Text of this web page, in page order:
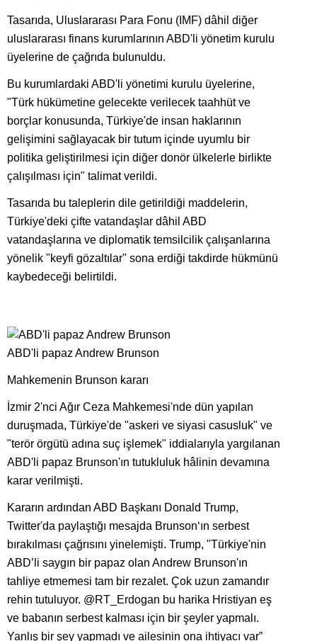
Tasarıda, Uluslararası Para Fonu (IMF) dâhil diğer
uluslararası finans kurumlarının ABD'li yönetim kurulu
üyelerine de çağrıda bulunuldu.
Bu kurumlardaki ABD'li yönetimi kurulu üyelerine,
"Türk hükümetine gelecekte verilecek taahhüt ve
borçlar konusunda, Türkiye'de insan haklarının
gelişimini sağlayacak bir tutum içinde uyumlu bir
politika geliştirilmesi için diğer donör ülkelerle birlikte
çalışılması için" talimat verildi.
Tasarıda bu taleplerin dile getirildiği maddelerin,
Türkiye'deki çifte vatandaşlar dâhil ABD
vatandaşlarına ve diplomatik temsilcilik çalışanlarına
yönelik "keyfi gözaltılar" sona erdiği takdirde hükmünü
kaybedeceği belirtildi.
ABD'li papaz Andrew Brunson
Mahkemenin Brunson kararı
İzmir 2'nci Ağır Ceza Mahkemesi'nde dün yapılan
duruşmada, Türkiye'de "askeri ve siyasi casusluk" ve
"terör örgütü adına suç işlemek" iddialarıyla yargılanan
ABD'li papaz Brunson'ın tutukluluk hâlinin devamına
karar verilmişti.
Kararın ardından ABD Başkanı Donald Trump,
Twitter'da paylaştığı mesajda Brunson‘ın serbest
bırakılması çağrısını yinelemişti. Trump, "Türkiye'nin
ABD’li saygın bir papaz olan Andrew Brunson'ın
tahliye etmemesi tam bir rezalet. Çok uzun zamandır
rehin tutuluyor. @RT_Erdogan bu harika Hristiyan eş
ve babanın serbest kalması için bir şeyler yapmalı.
Yanlış bir şey yapmadı ve ailesinin ona ihtiyacı var”